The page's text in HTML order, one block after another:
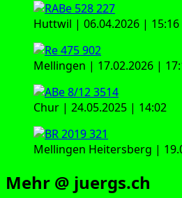
Huttwil | 06.04.2026 | 15:16
Mellingen | 17.02.2026 |
Chur | 24.05.2025 | 14:02
Mellingen Heitersberg |
Mehr @ juergs.ch